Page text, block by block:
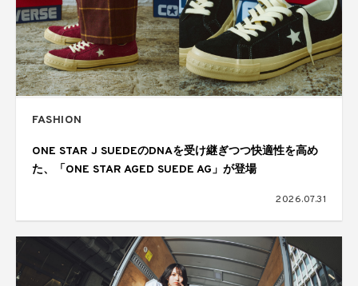
FASHION
ONE STAR J SUEDEのDNAを受け継ぎつつ快適性を高め
た、「ONE STAR AGED SUEDE AG」が登場
2026.07.31